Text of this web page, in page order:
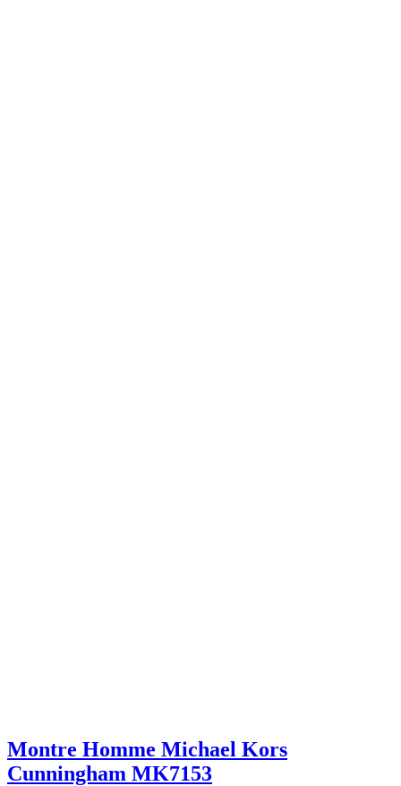
Montre Homme Michael Kors
Cunningham MK7153